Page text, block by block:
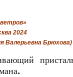
2024
Валерьевна Брюхова)